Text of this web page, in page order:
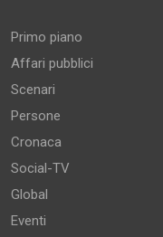
Primo piano
Affari pubblici
Scenari
Persone
Cronaca
Social-TV
Global
Eventi